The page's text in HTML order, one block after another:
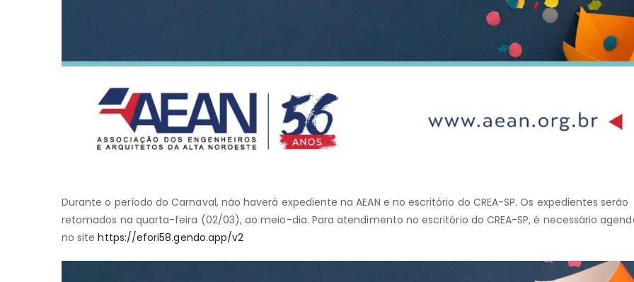
Durante o período do Carnaval, não haverá expediente na AEAN e no escritório do CREA-SP. Os expedientes serão
retomados na quarta-feira (02/03), ao meio-dia. Para atendimento no escritório do CREA-SP, é necessário
no sitehttps://efori58.gendo.app/v2